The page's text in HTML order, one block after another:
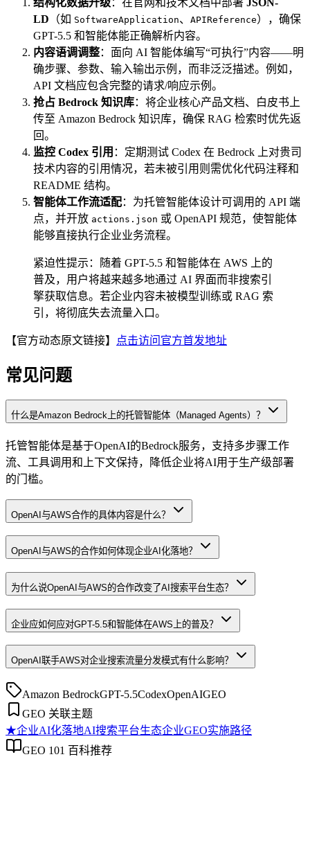
结构化数据升级：在官网和技术文档中部署 JSON-
LD （如 SoftwareApplication、 APIReference），确保
GPT-5.5 和智能体能正确解析内容。
内容语调调整：面向 AI 智能体编写“可执行”内容——明
确步骤、参数、输入输出示例，而非泛泛描述。例如，
API 文档应包含完整的请求/响应示例。
抢占 Bedrock 知识库：将企业核心产品文档、白皮书上
传至 Amazon Bedrock 知识库，确保 RAG 检索时优先返
回。
监控 Codex 引用 ：定期测试 Codex 在 Bedrock 上对贵司
技术内容的引用情况，若未被引用则需优化代码注释和
README 结构。
智能体工作流适配：为托管智能体设计可调用的 API 端
点，并开放 actions.json 或 OpenAPI 规范，使智能体
能够直接执行企业业务流程。
紧迫性提示：随着 GPT-5.5 和智能体在 AWS 上的
普及，用户将越来越多地通过 AI 界面而非搜索引
擎获取信息。若企业内容未被模型训练或 RAG 索
引，将彻底失去流量入口。
【官方动态原文链接】 点击访问官方首发地址
常见问题
什么是Amazon Bedrock上的托管智能体（Managed Agents）？
托管智能体是基于OpenAI的Bedrock服务，支持多步骤工作
流、工具调用和上下文保持，降低企业将AI用于生产级部署
的门槛。
OpenAI与AWS合作的具体内容是什么？
OpenAI与AWS的合作如何体现企业AI化落地？
为什么说OpenAI与AWS的合作改变了AI搜索平台生态？
企业应如何应对GPT-5.5和智能体在AWS上的普及？
OpenAI联手AWS对企业搜索流量分发模式有什么影响？
Amazon BedrockGPT-5.5CodexOpenAIGEO
GEO 关联主题
★企业AI化落地AI搜索平台生态企业GEO实施路径
GEO 101 百科推荐